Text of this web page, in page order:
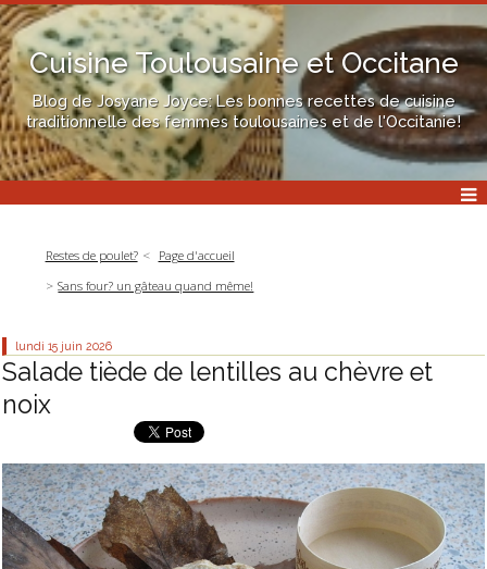
Cuisine Toulousaine et Occitane
Blog de Josyane Joyce: Les bonnes recettes de cuisine
traditionnelle des femmes toulousaines et de l'Occitanie!
Restes de poulet?
Page d'accueil
Sans four? un gâteau quand même!
lundi 15 juin 2026
Salade tiède de lentilles au chèvre et
noix